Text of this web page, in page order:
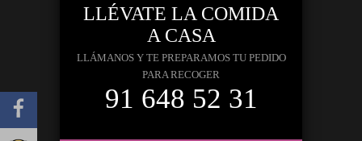
LLÉVATE LA COMIDA
A CASA
LLÁMANOS Y TE PREPARAMOS TU PEDIDO
PARA RECOGER
91 648 52 31